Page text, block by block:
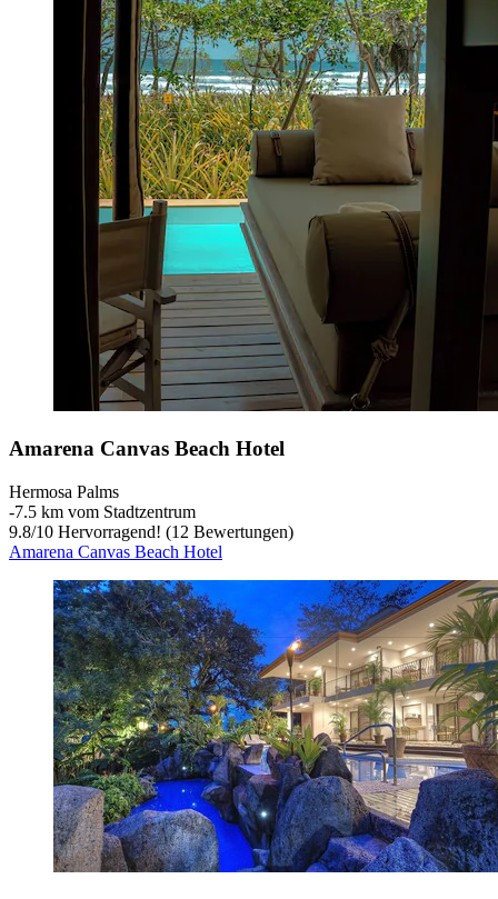
Amarena Canvas Beach Hotel
Hermosa Palms
‐7.5 km vom Stadtzentrum
9.8/10 Hervorragend! (12 Bewertungen)
Amarena Canvas Beach Hotel